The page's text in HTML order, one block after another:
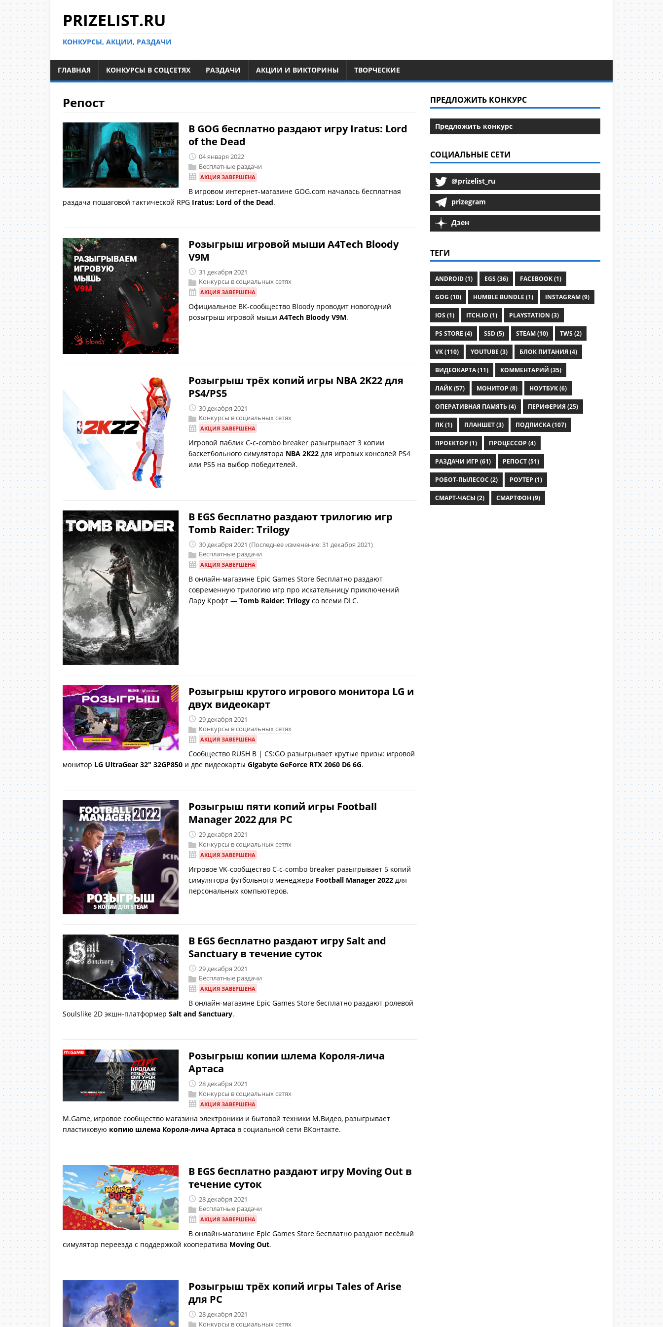
PRIZELIST.RU
КОНКУРСЫ, АКЦИИ, РАЗДАЧИ
ГЛАВНАЯ КОНКУРСЫ В СОЦСЕТЯХ РАЗДАЧИ АКЦИИ И ВИКТОРИНЫ ТВОРЧЕСКИЕ
Репост
В GOG бесплатно раздают игру Iratus: Lord
of the Dead
04 января 2022
Бесплатные раздачи
АКЦИЯ ЗАВЕРШЕНА
В игровом интернет-магазине GOG.com началась бесплатная
раздача пошаговой тактической RPG Iratus: Lord of the Dead.
Розыгрыш игровой мыши A4Tech Bloody
V9M
31 декабря 2021
Конкурсы в социальных сетях
АКЦИЯ ЗАВЕРШЕНА
Официальное ВК-сообщество Bloody проводит новогодний
розыгрыш игровой мыши A4Tech Bloody V9M.
Розыгрыш трёх копий игры NBA 2K22 для
PS4/PS5
30 декабря 2021
Конкурсы в социальных сетях
АКЦИЯ ЗАВЕРШЕНА
Игровой паблик C-c-combo breaker разыгрывает 3 копии
баскетбольного симулятора NBA 2K22 для игровых консолей PS4
или PS5 на выбор победителей.
В EGS бесплатно раздают трилогию игр
Tomb Raider: Trilogy
30 декабря 2021 (Последнее изменение: 31 декабря 2021)
Бесплатные раздачи
АКЦИЯ ЗАВЕРШЕНА
В онлайн-магазине Epic Games Store бесплатно раздают
современную трилогию игр про искательницу приключений
Лару Крофт — Tomb Raider: Trilogy со всеми DLC.
Розыгрыш крутого игрового монитора LG и
двух видеокарт
29 декабря 2021
Конкурсы в социальных сетях
АКЦИЯ ЗАВЕРШЕНА
Сообщество RUSH B | CS:GO разыгрывает крутые призы: игровой
монитор LG UltraGear 32" 32GP850 и две видеокарты Gigabyte GeForce RTX 2060 D6 6G.
Розыгрыш пяти копий игры Football
Manager 2022 для PC
29 декабря 2021
Конкурсы в социальных сетях
АКЦИЯ ЗАВЕРШЕНА
Игровое VK-сообщество C-c-combo breaker разыгрывает 5 копий
симулятора футбольного менеджера Football Manager 2022 для
персональных компьютеров.
В EGS бесплатно раздают игру Salt and
Sanctuary в течение суток
29 декабря 2021
Бесплатные раздачи
АКЦИЯ ЗАВЕРШЕНА
В онлайн-магазине Epic Games Store бесплатно раздают ролевой
Soulslike 2D экшн-платформер Salt and Sanctuary.
Розыгрыш копии шлема Короля-лича
Артаса
28 декабря 2021
Конкурсы в социальных сетях
АКЦИЯ ЗАВЕРШЕНА
M.Game, игровое сообщество магазина электроники и бытовой техники М.Видео, разыгрывает
пластиковую копию шлема Короля-лича Артаса в социальной сети ВКонтакте.
В EGS бесплатно раздают игру Moving Out в
течение суток
28 декабря 2021
Бесплатные раздачи
АКЦИЯ ЗАВЕРШЕНА
В онлайн-магазине Epic Games Store бесплатно раздают весёлый
симулятор переезда c поддержкой кооператива Moving Out.
Розыгрыш трёх копий игры Tales of Arise
для PC
28 декабря 2021
Конкурсы в социальных сетях
ПРЕДЛОЖИТЬ КОНКУРС
Предложить конкурс
СОЦИАЛЬНЫЕ СЕТИ
@prizelist_ru
prizegram
Дзен
ТЕГИ
ANDROID (1) EGS (36) FACEBOOK (1)
GOG (10) HUMBLE BUNDLE (1) INSTAGRAM (9)
IOS (1) ITCH.IO (1) PLAYSTATION (3)
PS STORE (4) SSD (5) STEAM (10) TWS (2)
VK (110) YOUTUBE (3) БЛОК ПИТАНИЯ (4)
ВИДЕОКАРТА (11) КОММЕНТАРИЙ (35)
ЛАЙК (57) МОНИТОР (8) НОУТБУК (6)
ОПЕРАТИВНАЯ ПАМЯТЬ (4) ПЕРИФЕРИЯ (25)
ПК (1) ПЛАНШЕТ (3) ПОДПИСКА (107)
ПРОЕКТОР (1) ПРОЦЕССОР (4)
РАЗДАЧИ ИГР (61) РЕПОСТ (51)
РОБОТ-ПЫЛЕСОС (2) РОУТЕР (1)
CМАРТ-ЧАСЫ (2) СМАРТФОН (9)